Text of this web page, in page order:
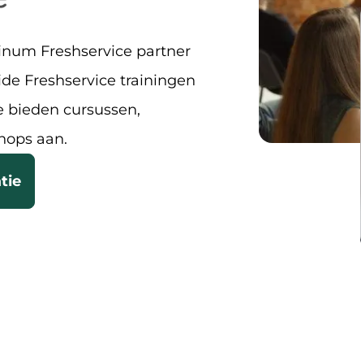
Freshservice partner
Freshservice trainingen
bieden cursussen,
aan.